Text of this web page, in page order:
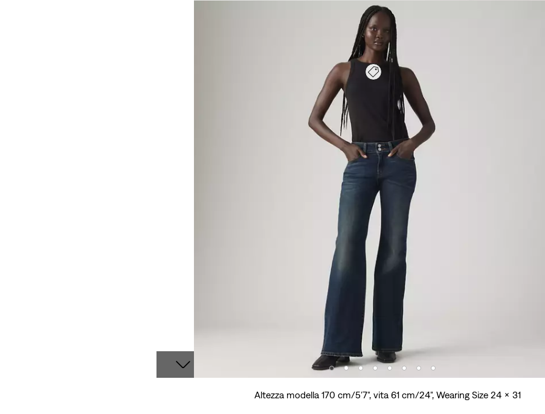
Altezza modella 170 cm/5'7", vita 61 cm/24", Wearing Size 24 x 31